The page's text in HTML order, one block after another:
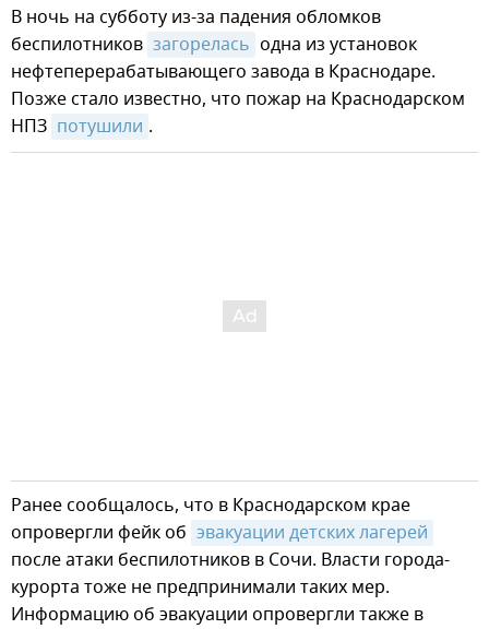
В ночь на субботу из-за падения обломков
беспилотников загорелась одна из установок
нефтеперерабатывающего завода в Краснодаре.
Позже стало известно, что пожар на Краснодарском
НПЗ потушили .
Ранее сообщалось, что в Краснодарском крае
опровергли фейк об эвакуации детских лагерей
после атаки беспилотников в Сочи. Власти города-
курорта тоже не предпринимали таких мер.
Информацию об эвакуации опровергли также в